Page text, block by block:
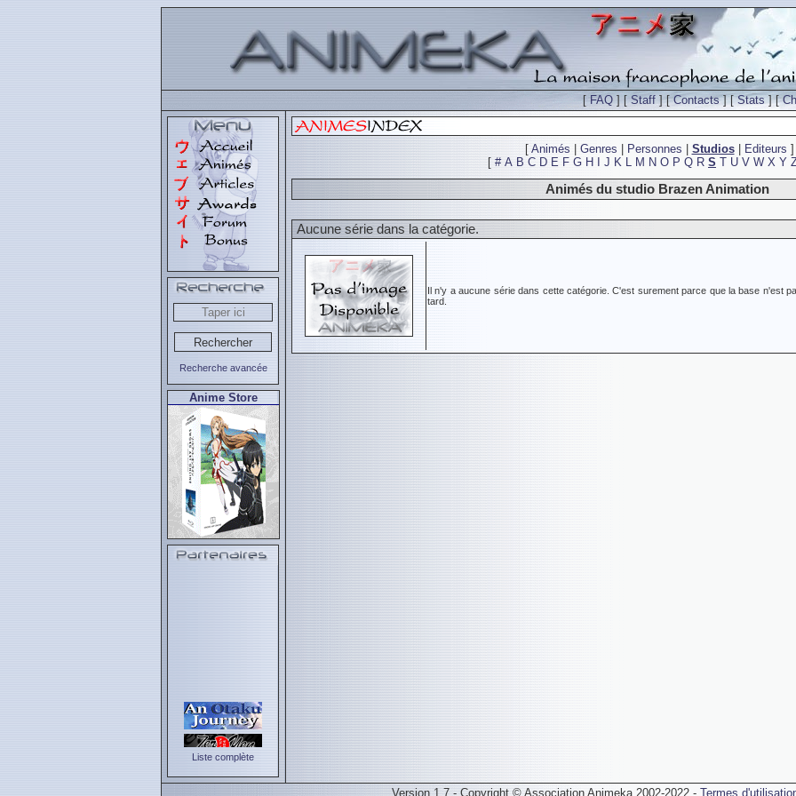
[FAQ ] [Staff ] [Contacts] [Stats] [
Recherche avancée
Anime Store
Liste complète
[ Animés Genres Personnes Studios| Editeurs ]
[ # A B C D E F G H J K L M N O P Q R S T U V W X Y
Animés du studio Brazen Animation
Aucune série dans la catégorie.
Il n'y a aucune série dans cette catégorie. C'est surement parce que la base n'est
tard.
Version 1.7 - Copyright © Association Animeka 2002-2022 - Termes